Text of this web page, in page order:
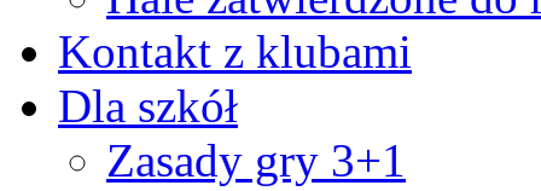
Kontakt z klubami
Dla szkół
Zasady gry 3+1